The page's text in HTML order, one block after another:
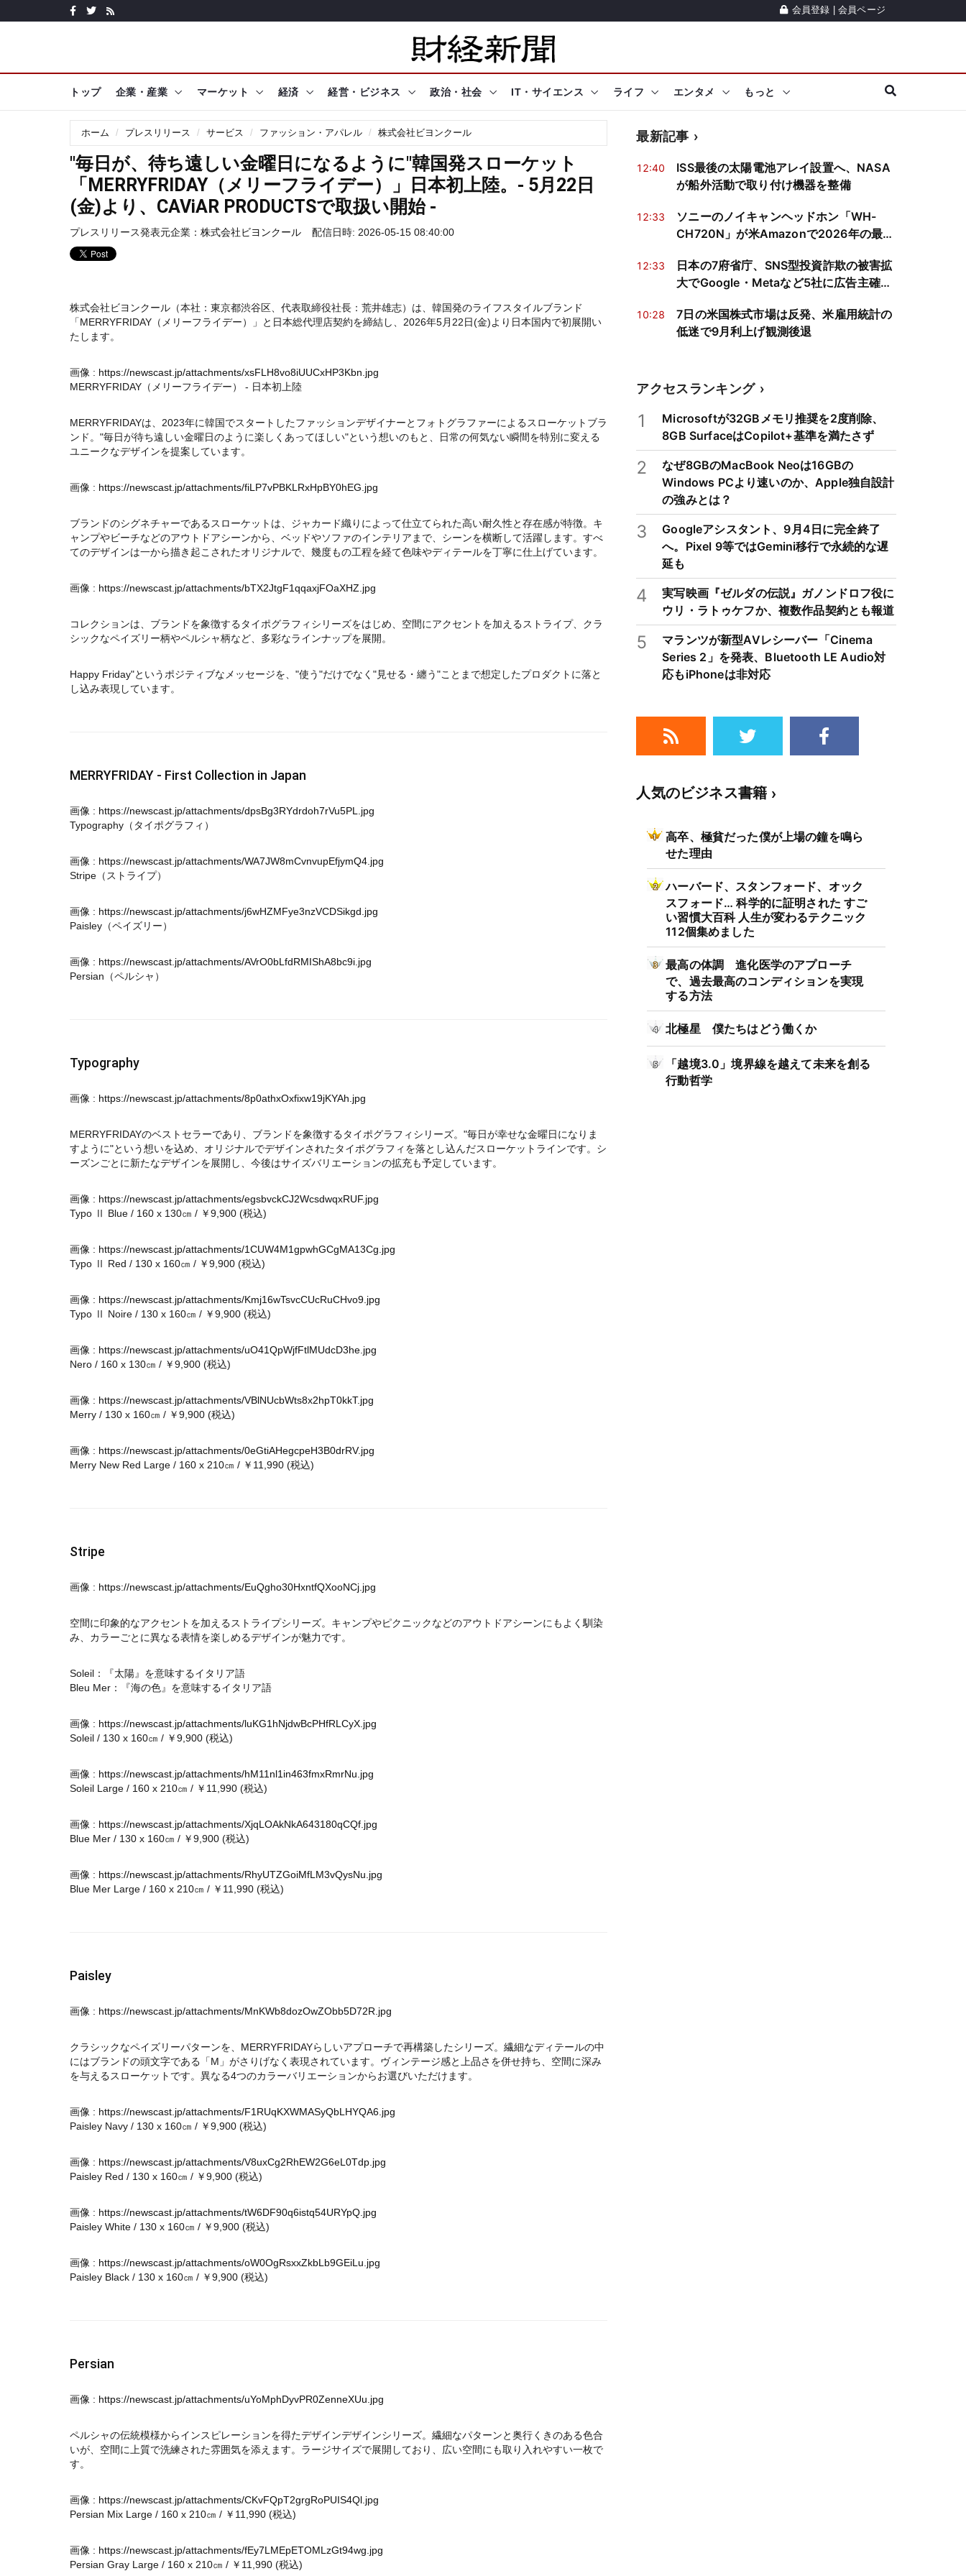
会員登録 会員ページ
トップ 企業・産業 マーケット 経済 経営・ビジネス 政治・社会 IT・サイエンス ライフ エンタメ もっと
ホーム プレスリリース サービス ファッション・アパレル 株式会社ビヨンクール
"毎日が、待ち遠しい金曜日になるように"韓国発スローケット
「MERRYFRIDAY（メリーフライデー）」日本初上陸。- 5月22日
(金)より、CAViAR PRODUCTSで取扱い開始 -
プレスリリース発表元企業： 株式会社ビヨンクール 配信日時: 2026-05-15 08:40:00
株式会社ビヨンクール（本社：東京都渋谷区、代表取締役社長：荒井雄志）は、韓国発のライフスタイルブランド
「MERRYFRIDAY（メリーフライデー）」と日本総代理店契約を締結し、2026年5月22日(金)より日本国内で初展開い
たします。
画像 : https://newscast.jp/attachments/xsFLH8vo8iUUCxHP3Kbn.jpg
MERRYFRIDAY（メリーフライデー） - 日本初上陸
MERRYFRIDAYは、2023年に韓国でスタートしたファッションデザイナーとフォトグラファーによるスローケットブラ
ンド。"毎日が待ち遠しい金曜日のように楽しくあってほしい"という想いのもと、日常の何気ない瞬間を特別に変える
ユニークなデザインを提案しています。
画像 : https://newscast.jp/attachments/fiLP7vPBKLRxHpBY0hEG.jpg
ブランドのシグネチャーであるスローケットは、ジャカード織りによって仕立てられた高い耐久性と存在感が特徴。キ
ャンプやビーチなどのアウトドアシーンから、ベッドやソファのインテリアまで、シーンを横断して活躍します。すべ
てのデザインは一から描き起こされたオリジナルで、幾度もの工程を経て色味やディテールを丁寧に仕上げています。
画像 : https://newscast.jp/attachments/bTX2JtgF1qqaxjFOaXHZ.jpg
コレクションは、ブランドを象徴するタイポグラフィシリーズをはじめ、空間にアクセントを加えるストライプ、クラ
シックなペイズリー柄やペルシャ柄など、多彩なラインナップを展開。
Happy Friday"というポジティブなメッセージを、"使う"だけでなく"見せる・纏う"ことまで想定したプロダクトに落と
し込み表現しています。
MERRYFRIDAY - First Collection in Japan
画像 : https://newscast.jp/attachments/dpsBg3RYdrdoh7rVu5PL.jpg
Typography（タイポグラフィ）
画像 : https://newscast.jp/attachments/WA7JW8mCvnvupEfjymQ4.jpg
Stripe（ストライプ）
画像 : https://newscast.jp/attachments/j6wHZMFye3nzVCDSikgd.jpg
Paisley（ペイズリー）
画像 : https://newscast.jp/attachments/AVrO0bLfdRMIShA8bc9i.jpg
Persian（ペルシャ）
Typography
画像 : https://newscast.jp/attachments/8p0athxOxfixw19jKYAh.jpg
MERRYFRIDAYのベストセラーであり、ブランドを象徴するタイポグラフィシリーズ。"毎日が幸せな金曜日になりま
すように"という想いを込め、オリジナルでデザインされたタイポグラフィを落とし込んだスローケットラインです。シ
ーズンごとに新たなデザインを展開し、今後はサイズバリエーションの拡充も予定しています。
画像 : https://newscast.jp/attachments/egsbvckCJ2WcsdwqxRUF.jpg
Typo Ⅱ Blue / 160 x 130㎝ / ￥9,900 (税込)
画像 : https://newscast.jp/attachments/1CUW4M1gpwhGCgMA13Cg.jpg
Typo Ⅱ Red / 130 x 160㎝ / ￥9,900 (税込)
画像 : https://newscast.jp/attachments/Kmj16wTsvcCUcRuCHvo9.jpg
Typo Ⅱ Noire / 130 x 160㎝ / ￥9,900 (税込)
画像 : https://newscast.jp/attachments/uO41QpWjfFtlMUdcD3he.jpg
Nero / 160 x 130㎝ / ￥9,900 (税込)
画像 : https://newscast.jp/attachments/VBlNUcbWts8x2hpT0kkT.jpg
Merry / 130 x 160㎝ / ￥9,900 (税込)
画像 : https://newscast.jp/attachments/0eGtiAHegcpeH3B0drRV.jpg
Merry New Red Large / 160 x 210㎝ / ￥11,990 (税込)
Stripe
画像 : https://newscast.jp/attachments/EuQgho30HxntfQXooNCj.jpg
空間に印象的なアクセントを加えるストライプシリーズ。キャンプやピクニックなどのアウトドアシーンにもよく馴染
み、カラーごとに異なる表情を楽しめるデザインが魅力です。
Soleil：『太陽』を意味するイタリア語
Bleu Mer：『海の色』を意味するイタリア語
画像 : https://newscast.jp/attachments/luKG1hNjdwBcPHfRLCyX.jpg
Soleil / 130 x 160㎝ / ￥9,900 (税込)
画像 : https://newscast.jp/attachments/hM11nl1in463fmxRmrNu.jpg
Soleil Large / 160 x 210㎝ / ￥11,990 (税込)
画像 : https://newscast.jp/attachments/XjqLOAkNkA643180qCQf.jpg
Blue Mer / 130 x 160㎝ / ￥9,900 (税込)
画像 : https://newscast.jp/attachments/RhyUTZGoiMfLM3vQysNu.jpg
Blue Mer Large / 160 x 210㎝ / ￥11,990 (税込)
Paisley
画像 : https://newscast.jp/attachments/MnKWb8dozOwZObb5D72R.jpg
クラシックなペイズリーパターンを、MERRYFRIDAYらしいアプローチで再構築したシリーズ。繊細なディテールの中
にはブランドの頭文字である「M」がさりげなく表現されています。ヴィンテージ感と上品さを併せ持ち、空間に深み
を与えるスローケットです。異なる4つのカラーバリエーションからお選びいただけます。
画像 : https://newscast.jp/attachments/F1RUqKXWMASyQbLHYQA6.jpg
Paisley Navy / 130 x 160㎝ / ￥9,900 (税込)
画像 : https://newscast.jp/attachments/V8uxCg2RhEW2G6eL0Tdp.jpg
Paisley Red / 130 x 160㎝ / ￥9,900 (税込)
画像 : https://newscast.jp/attachments/tW6DF90q6istq54URYpQ.jpg
Paisley White / 130 x 160㎝ / ￥9,900 (税込)
画像 : https://newscast.jp/attachments/oW0OgRsxxZkbLb9GEiLu.jpg
Paisley Black / 130 x 160㎝ / ￥9,900 (税込)
Persian
画像 : https://newscast.jp/attachments/uYoMphDyvPR0ZenneXUu.jpg
ペルシャの伝統模様からインスピレーションを得たデザインデザインシリーズ。繊細なパターンと奥行くきのある色合
いが、空間に上質で洗練された雰囲気を添えます。ラージサイズで展開しており、広い空間にも取り入れやすい一枚で
す。
画像 : https://newscast.jp/attachments/CKvFQpT2grgRoPUIS4Ql.jpg
Persian Mix Large / 160 x 210㎝ / ￥11,990 (税込)
画像 : https://newscast.jp/attachments/fEy7LMEpETOMLzGt94wg.jpg
Persian Gray Large / 160 x 210㎝ / ￥11,990 (税込)
最新記事
12:40
ISS最後の太陽電池アレイ設置へ、NASA
が船外活動で取り付け機器を整備
12:33
ソニーのノイキャンヘッドホン「WH-
CH720N」が米Amazonで2026年の最安
件とは
12:33
日本の7府省庁、SNS型投資詐欺の被害拡
大でGoogle・Metaなど5社に広告主確認
10:28
7日の米国株式市場は反発、米雇用統計の
低迷で9月利上げ観測後退
アクセスランキング
1
Microsoftが32GBメモリ推奨を2度削除、
8GB SurfaceはCopilot+基準を満たさず
2
なぜ8GBのMacBook Neoは16GBの
Windows PCより速いのか、Apple独自設計
の強みとは？
3
Googleアシスタント、9月4日に完全終了
へ。Pixel 9等ではGemini移行で永続的な遅
延も
4
実写映画『ゼルダの伝説』ガノンドロフ役に
ウリ・ラトゥケフか、複数作品契約とも報道
5
マランツが新型AVレシーバー「Cinema
Series 2」を発表、Bluetooth LE Audio対
応もiPhoneは非対応
人気のビジネス書籍
高卒、極貧だった僕が上場の鐘を鳴ら
せた理由
ハーバード、スタンフォード、オック
スフォード… 科学的に証明された すご
い習慣大百科 人生が変わるテクニック
112個集めました
最高の体調 進化医学のアプローチ
で、過去最高のコンディションを実現
する方法
北極星 僕たちはどう働くか
「越境3.0」境界線を越えて未来を創る
行動哲学